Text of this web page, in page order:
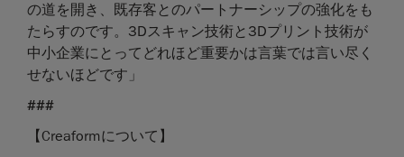
の道を開き、既存客とのパートナーシップの強化をも
たらすのです。3Dスキャン技術と3Dプリント技術が
中小企業にとってどれほど重要かは言葉では言い尽く
せないほどです」
###
【Creaformについて】